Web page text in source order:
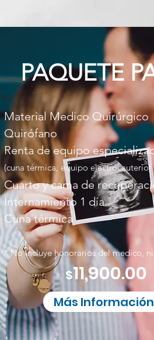
PAQUETE
Material Medico Quirúrgico
Quirófano
Renta de equipo
(cuna térmica, equipo electrocauterio)
Cuarto y cama de
Internamiento 1 día
Cuna térmica
* No incluye honorarios del medico,
$11,900.00
Más Información